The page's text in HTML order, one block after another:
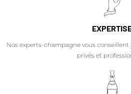
Nos experts-champagne vous
privés et